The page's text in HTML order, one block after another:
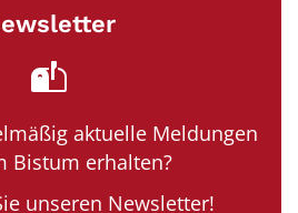
aktuelle Meldungen
Bistum erhalten?
unseren Newsletter!